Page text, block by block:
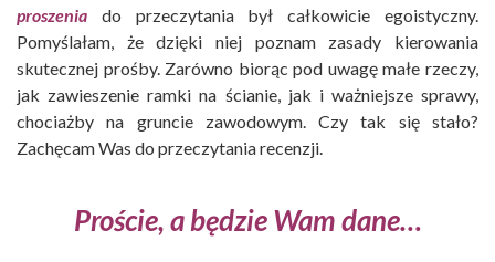
proszenia do przeczytania był całkowicie egoistyczny.
Pomyślałam, że dzięki niej poznam zasady kierowania
skutecznej prośby. Zarówno biorąc pod uwagę małe rzeczy,
jak zawieszenie ramki na ścianie, jak i ważniejsze sprawy,
chociażby na gruncie zawodowym. Czy tak się stało?
Zachęcam Was do przeczytania recenzji.
Proście, a będzie Wam dane…